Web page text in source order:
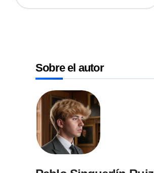
Sobre el autor